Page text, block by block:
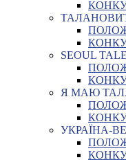
SEOUL
Я МАЮ
УКРАЇНА-